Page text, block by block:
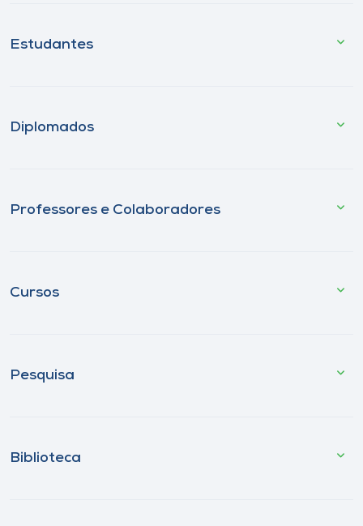
Estudantes
Diplomados
Professores e Colaboradores
Cursos
Pesquisa
Biblioteca